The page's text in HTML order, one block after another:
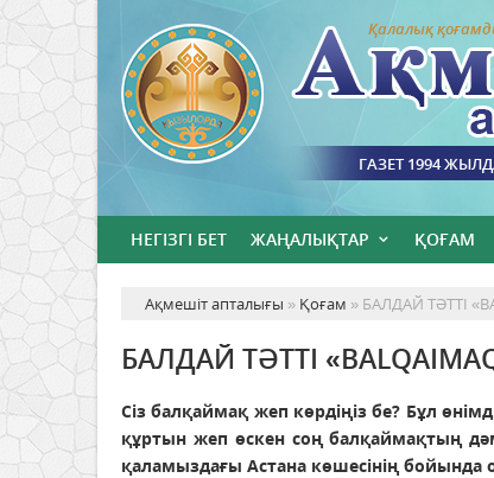
Қалалық
ГАЗЕТ 1994
НЕГІЗГІ БЕТ ЖАҢАЛЫҚТАР ҚОҒАМ
Ақмешіт апталығы » Қоғам » БАЛДАЙ ТӘТТІ
БАЛДАЙ ТӘТТІ
Сіз балқаймақ жеп көрдіңіз бе? Бұл
құртын жеп өскен соң балқаймақтың
қаламыздағы Астана көшесінің бойында